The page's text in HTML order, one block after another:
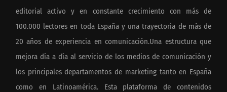
editorial activo y en constante crecimiento con más de
100.000 lectores en toda España y una trayectoria de más de
20 años de experiencia en comunicación.Una estructura que
mejora día a día al servicio de los medios de comunicación y
los principales departamentos de marketing tanto en España
como en Latinoamérica. Esta plataforma de contenidos